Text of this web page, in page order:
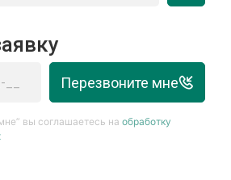
Перезвоните мне
вы соглашаетесь наобработку